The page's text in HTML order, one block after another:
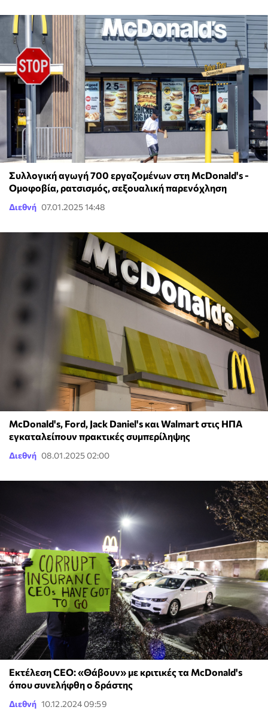
Συλλογική αγωγή 700 εργαζομένων στη McDonald's -
Ομοφοβία, ρατσισμός, σεξουαλική παρενόχληση
Διεθνή 07.01.2025 14:48
McDonald's, Ford, Jack Daniel's και Walmart στις ΗΠΑ
εγκαταλείπουν πρακτικές συμπερίληψης
Διεθνή 08.01.2025 02:00
Εκτέλεση CEO: «Θάβουν» με κριτικές τα McDonald's
όπου συνελήφθη ο δράστης
Διεθνή 10.12.2024 09:59